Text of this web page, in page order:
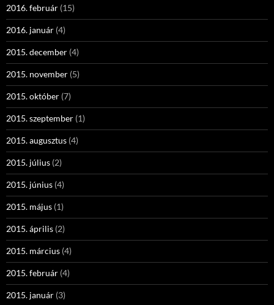
2016. február (15)
2016. január (4)
2015. december (4)
2015. november (5)
2015. október (7)
2015. szeptember (1)
2015. augusztus (4)
2015. július (2)
2015. június (4)
2015. május (1)
2015. április (2)
2015. március (4)
2015. február (4)
2015. január (3)